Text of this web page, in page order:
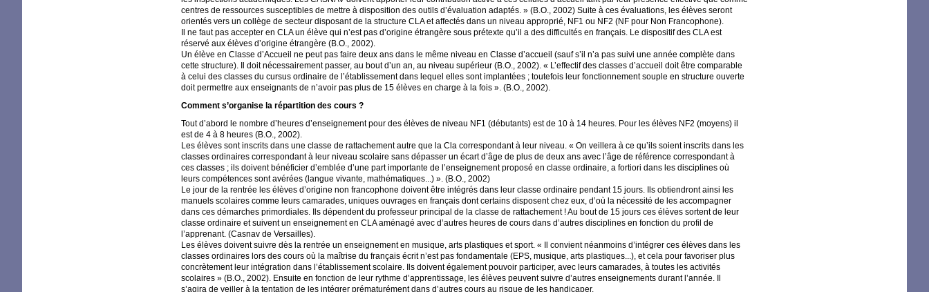
centres de ressources susceptibles de mettre à disposition des outils d’évaluation adaptés. » (B.O., 2002) Suite à ces évaluations, les élèves seront
orientés vers un collège de secteur disposant de la structure CLAet affectés dans un niveau approprié, NF1 ou NF2 (NF pour Non Francophone).
Il ne faut pas accepter en CLAun élève qui n’est pas d’origine étrangère sous prétexte qu’il a des difficultés en français. Le dispositif des CLAest
réservé aux élèves d’origine étrangère (B.O., 2002).
Un élève en Classe d’Accueil ne peut pas faire deux ans dans le même niveau en Classe d’accueil (sauf s’il n’a pas suivi une année complète dans
cette structure). Il doit nécessairement passer, au bout d’un an, au niveau supérieur (B.O., 2002). « L’effectif des classes d’accueil doit être comparable
à celui des classes du cursus ordinaire de l’établissement dans lequel elles sont implantées ; toutefois leur fonctionnement souple en structure ouverte
doit permettre aux enseignants de n’avoir pas plus de 15 élèves en charge à la fois ». (B.O., 2002).
Comment s’organise la répartition des cours ?
Tout d’abord le nombre d’heures d’enseignement pour des élèves de niveau NF1 (débutants) est de 10 à 14 heures. Pour les élèves NF2 (moyens) il
est de 4 à 8 heures (B.O., 2002).
Les élèves sont inscrits dans une classe de rattachement autre que la Cla correspondant à leur niveau. « On veillera à ce qu’ils soient inscrits dans les
classes ordinaires correspondant à leur niveau scolaire sans dépasser un écart d’âge de plus de deux ans avec l’âge de référence correspondant à
ces classes ; ils doivent bénéficier d’emblée d’une part importante de l’enseignement proposé en classe ordinaire, a fortiori dans les disciplines où
leurs compétences sont avérées (langue vivante, mathématiques...) ». (B.O., 2002)
Le jour de la rentrée les élèves d’origine non francophone doivent être intégrés dans leur classe ordinaire pendant 15 jours. Ils obtiendront ainsi les
manuels scolaires comme leurs camarades, uniques ouvrages en français dont certains disposent chez eux, d’où la nécessité de les accompagner
dans ces démarches primordiales. Ils dépendent du professeur principal de la classe de rattachement ! Au bout de 15 jours ces élèves sortent de leur
classe ordinaire et suivent un enseignement en CLAaménagé avec d’autres heures de cours dans d’autres disciplines en fonction du profil de
l’apprenant. (Casnav de Versailles).
Les élèves doivent suivre dès la rentrée un enseignement en musique, arts plastiques et sport. «
Il convient néanmoins d’intégrer ces élèves dans les
classes ordinaires lors des cours où la maîtrise du français écrit n’est pas fondamentale (EPS, musique, arts plastiques...), et cela pour favoriser plus
concrètement leur intégration dans l’établissement scolaire. Ils doivent également pouvoir participer, avec leurs camarades, à toutes les activités
scolaires » (B.O., 2002). Ensuite en fonction de leur rythme d’apprentissage, les élèves peuvent suivre d’autres enseignements durant l’année. Il
s’agira de veiller à la tentation de les intégrer prématurément dans d’autres cours au risque de les handicaper.